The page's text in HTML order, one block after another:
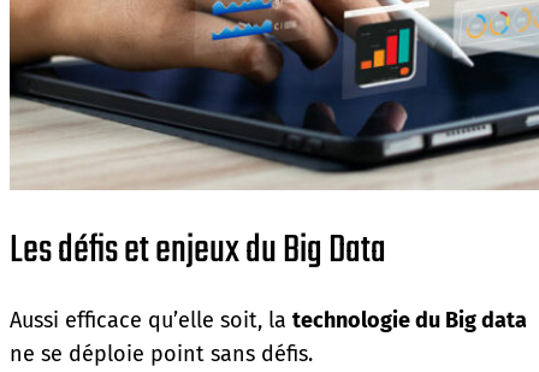
Les défis et enjeux du Big Data
Aussi efficace qu’elle soit, la technologie du Big data
ne se déploie point sans défis.